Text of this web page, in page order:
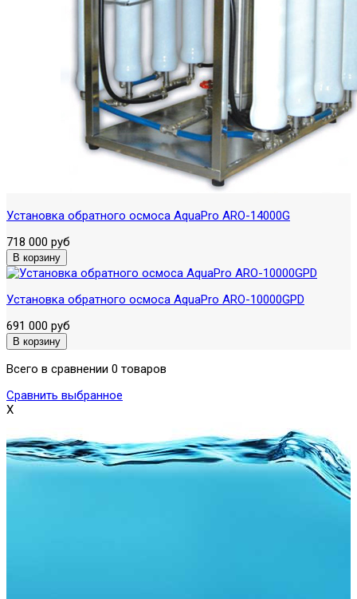
Установка обратного осмоса AquaPro ARO-14000G
718 000 руб
Установка обратного осмоса AquaPro ARO-10000GPD
691 000 руб
Всего в сравнении 0 товаров
Сравнить выбранное
X